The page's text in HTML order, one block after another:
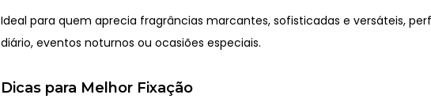
Ideal para quem aprecia fragrâncias marcantes, sofisticadas e versáteis,
diário, eventos noturnos ou ocasiões especiais.
Dicas para Melhor Fixação